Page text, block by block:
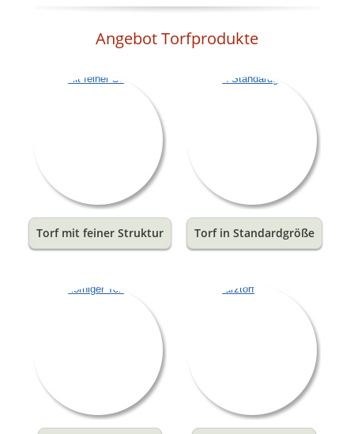
Angebot Torfprodukte
Torf mit feiner Struktur Torf in Standardgröße